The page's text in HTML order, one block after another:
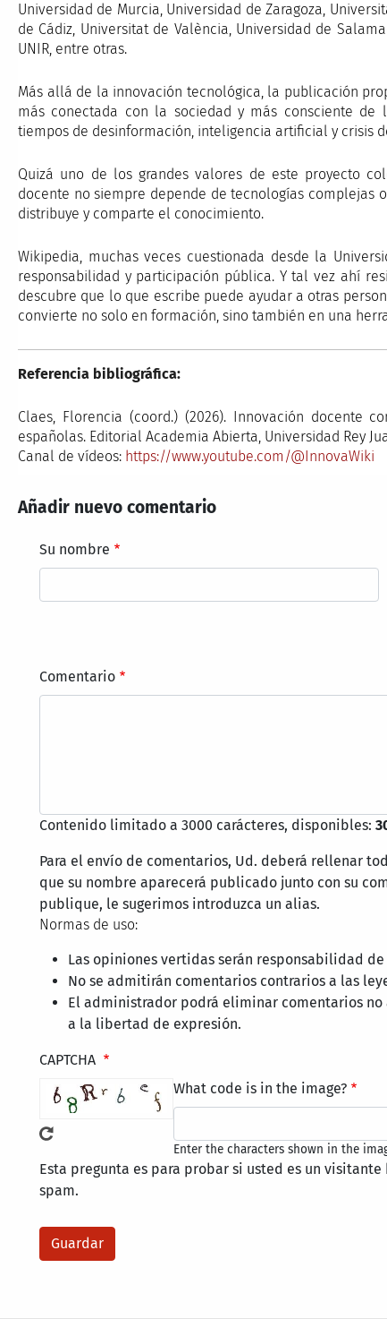
Universidad de Murcia, Universidad de Zaragoza,
de Cádiz, Universitat de València, Universidad de
UNIR, entre otras.
Más allá de la innovación tecnológica, la publicación
más conectada con la sociedad y más consciente
tiempos de desinformación, inteligencia artificial y crisis
Quizá uno de los grandes valores de este proyecto
docente no siempre depende de tecnologías complejas
distribuye y comparte el conocimiento.
Wikipedia, muchas veces cuestionada desde la
responsabilidad y participación pública. Y tal vez ahí
descubre que lo que escribe puede ayudar a otras
convierte no solo en formación, sino también en una
Referencia bibliográfica:
Claes, Florencia (coord.) (2026). Innovación docente
españolas. Editorial Academia Abierta, Universidad Rey
Canal de vídeos: https://www.youtube.com/@InnovaWiki
Añadir nuevo comentario
Su nombre
Comentario
Contenido limitado a 3000 carácteres, disponibles:
Para el envío de comentarios, Ud. deberá rellenar
que su nombre aparecerá publicado junto con su
publique, le sugerimos introduzca un alias.
Normas de uso:
Las opiniones vertidas serán responsabilidad
No se admitirán comentarios contrarios a las
El administrador podrá eliminar comentarios
a la libertad de expresión.
CAPTCHA
What code is in the image?
Enter the characters shown in the
Esta pregunta es para probar si usted es un
spam.